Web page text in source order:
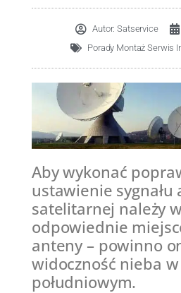
Autor: Satservice
Porady Montaż Serwis
Aby wykonać
ustawienie sygnału
satelitarnej należy
odpowiednie
anteny – powinno
widoczność nieba
południowym.